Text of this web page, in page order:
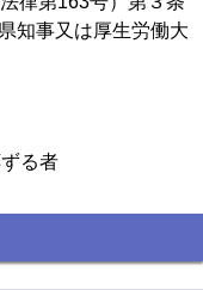
知事又は厚生労働大
る者